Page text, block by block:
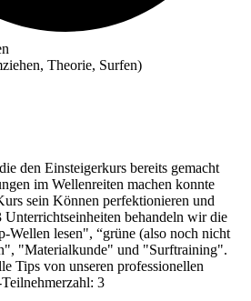
Theorie, Surfen)
den Einsteigerkurs bereits gemacht
im Wellenreiten machen konnte
sein Können perfektionieren und
Unterrichtseinheiten behandeln wir die
Wellen lesen", “grüne (also noch nicht
"Materialkunde" und "Surftraining".
Tips von unseren professionellen
3